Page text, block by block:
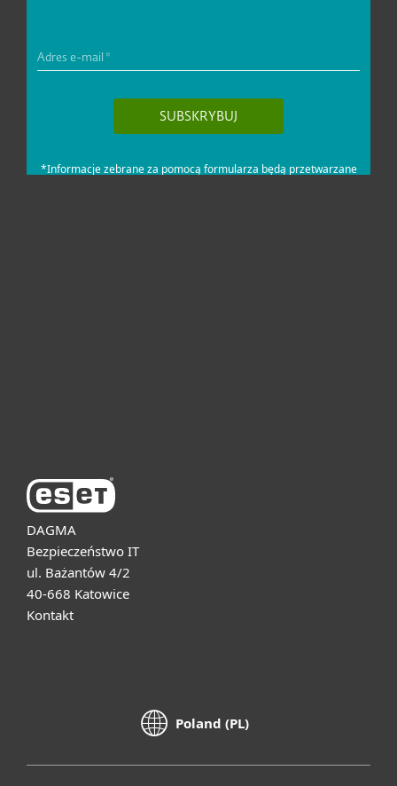
DAGMA
Bezpieczeństwo IT
ul. Bażantów 4/2
40-668 Katowice
Kontakt
Poland (PL)